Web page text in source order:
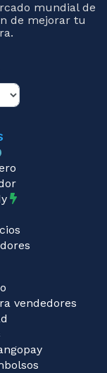
mundial de
de mejorar tu
vendedores